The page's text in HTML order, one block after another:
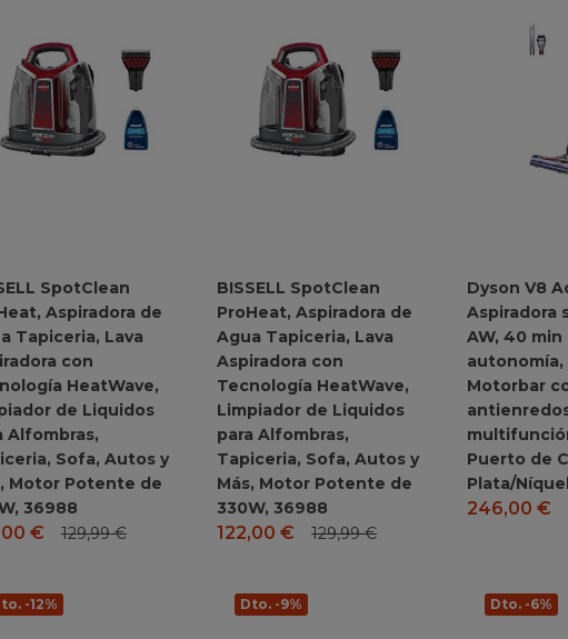
SpotClean
Aspiradora de
Tapiceria, Lava
con
HeatWave,
de Liquidos
Alfombras,
Sofa, Autos y
Motor Potente de
36988
€ 129,99€
BISSELL SpotClean
ProHeat, Aspiradora de
Agua Tapiceria, Lava
Aspiradora con
Tecnología HeatWave,
Limpiador de Liquidos
para Alfombras,
Tapiceria, Sofa, Autos y
Más, Motor Potente de
330W, 36988
122,00 € 129,99€
Dyson V8
Aspiradora
AW, 40 min
autonomía,
Motorbar
Puerto de
Plata/Níquel
246,00 €
-12% Dto. -9% Dto. -6%